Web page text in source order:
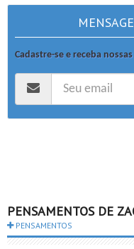
Cadastre-se e receba
PENSAMENTOS DE
PENSAMENTOS